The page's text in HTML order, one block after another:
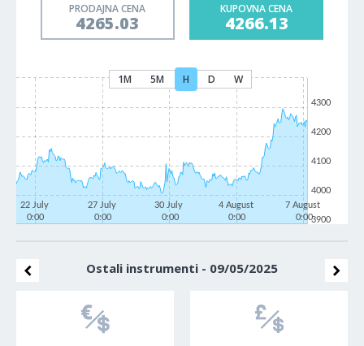
PRODAJNA CENA
4265.03
KUPOVNA CENA
4266.13
1M 5M H D W
22 July
0:00
27 July
0:00
30 July
0:00
4 August
0:00
7 August
0:003900
4000
4100
4200
4300
Ostali instrumenti - 09/05/2025